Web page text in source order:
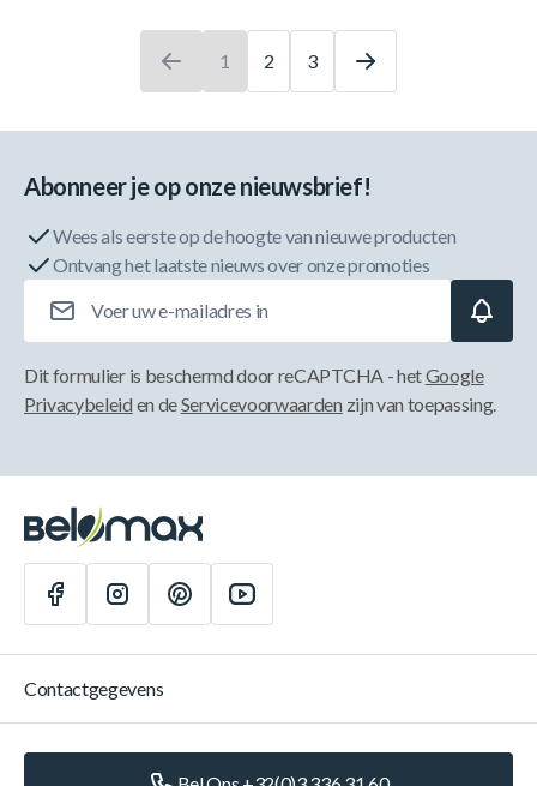
U leest momenteel pagina
1
Pagina
2
Pagina
3
Abonneer je op onze nieuwsbrief!
Wees als eerste op de hoogte van nieuwe producten
Ontvang het laatste nieuws over onze promoties
Dit formulier is beschermd door reCAPTCHA - hetGoogle
Privacybeleid en deServicevoorwaarden zijn van toepassing.
Contactgegevens